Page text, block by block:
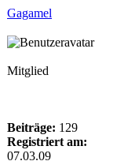
Gagamel
Mitglied
Beiträge: 129
Registriert am:
07.03.09